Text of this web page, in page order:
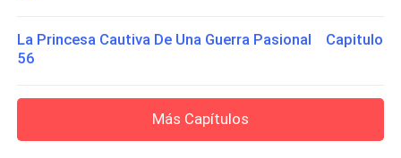
La Princesa Cautiva De Una Guerra Pasional Capitulo
56
Más Capítulos